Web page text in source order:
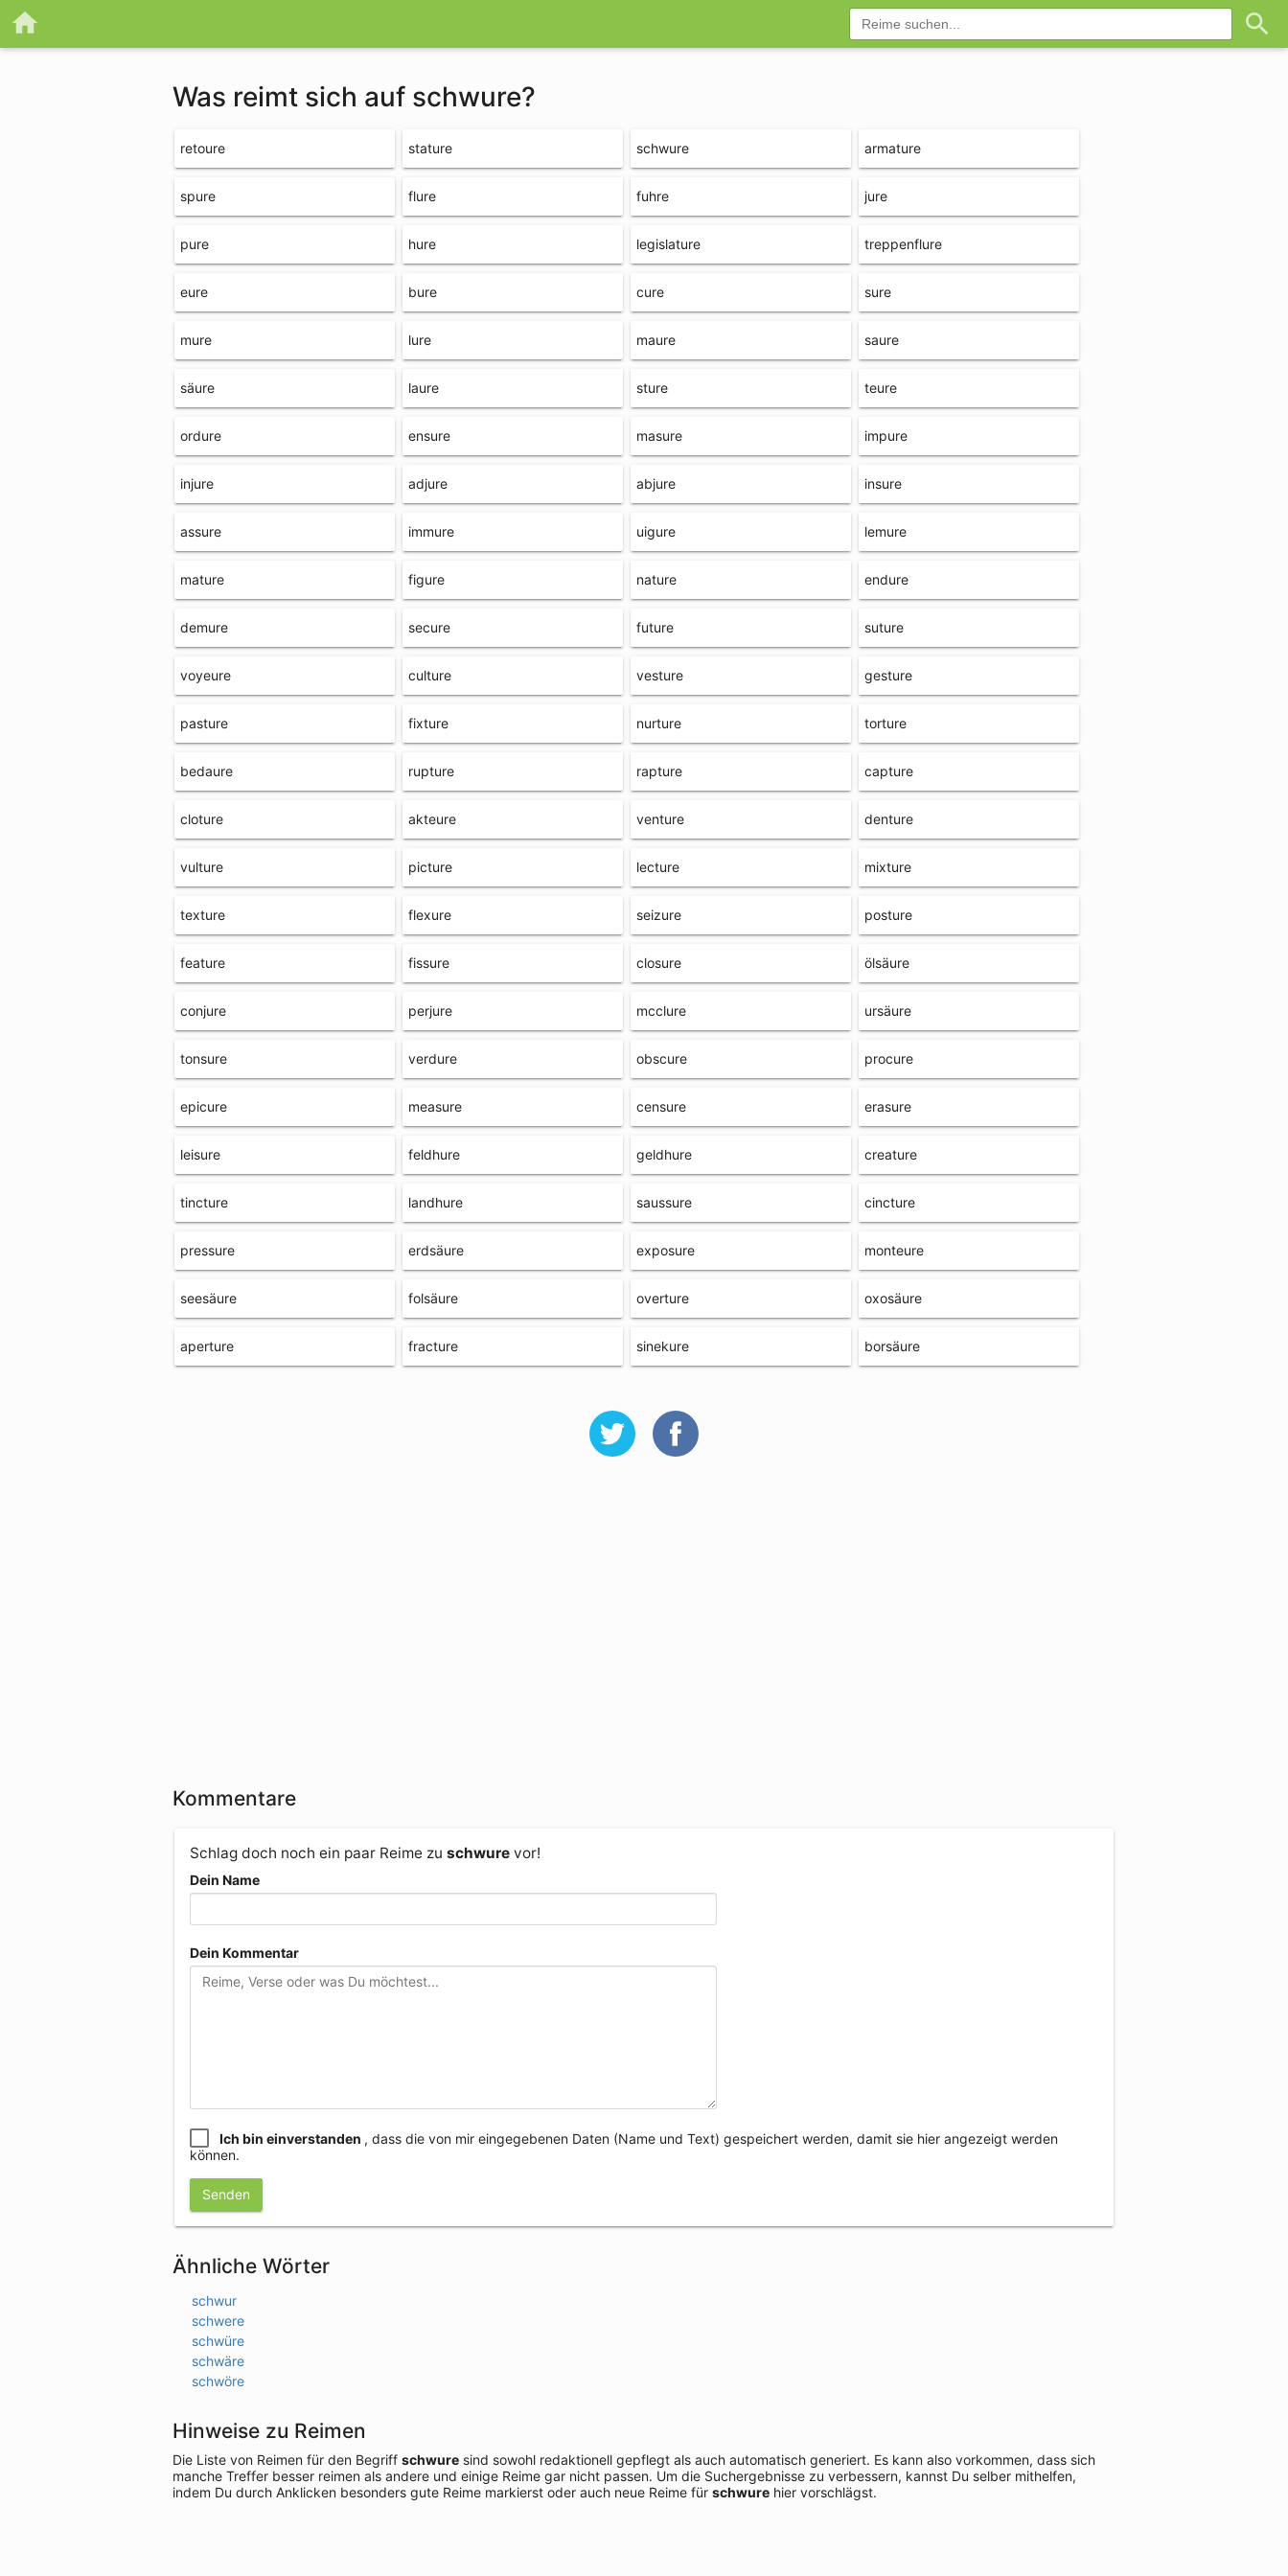
Was reimt sich auf schwure?
retoure stature schwure armature
spure flure fuhre jure
pure hure legislature treppenflure
eure bure cure sure
mure lure maure saure
säure laure sture teure
ordure ensure masure impure
injure adjure abjure insure
assure immure uigure lemure
mature figure nature endure
demure secure future suture
voyeure culture vesture gesture
pasture fixture nurture torture
bedaure rupture rapture capture
cloture akteure venture denture
vulture picture lecture mixture
texture flexure seizure posture
feature fissure closure ölsäure
conjure perjure mcclure ursäure
tonsure verdure obscure procure
epicure measure censure erasure
leisure feldhure geldhure creature
tincture landhure saussure cincture
pressure erdsäure exposure monteure
seesäure folsäure overture oxosäure
aperture fracture sinekure borsäure
Kommentare
Schlag doch noch ein paar Reime zu schwure vor!
Dein Name
Dein Kommentar
Ich bin einverstanden , dass die von mir eingegebenen Daten (Name und Text) gespeichert werden, damit sie hier angezeigt werden
können.
Senden
Ähnliche Wörter
schwur
schwere
schwüre
schwäre
schwöre
Hinweise zu Reimen
Die Liste von Reimen für den Begriff schwure sind sowohl redaktionell gepflegt als auch automatisch generiert. Es kann also vorkommen, dass sich
manche Treffer besser reimen als andere und einige Reime gar nicht passen. Um die Suchergebnisse zu verbessern, kannst Du selber mithelfen,
indem Du durch Anklicken besonders gute Reime markierst oder auch neue Reime für schwure hier vorschlägst.